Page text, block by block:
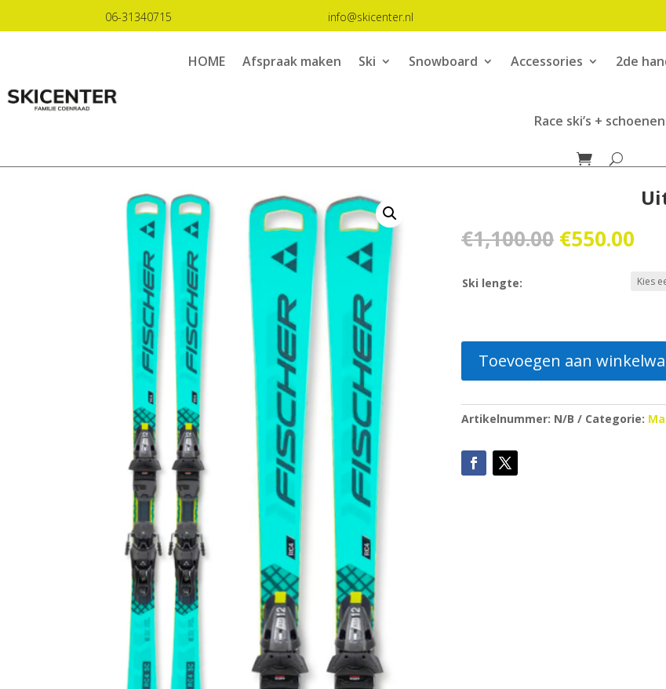
06-31340715 info@skicenter.nl
HOME Afspraak maken Ski Snowboard Accessories 2de
Race ski’s + schoenen
€1,100.00
prijs
€1,100.00.
€550.00
is:
Ski lengte:
Toevoegen aan
Artikelnummer: N/B Categorie: